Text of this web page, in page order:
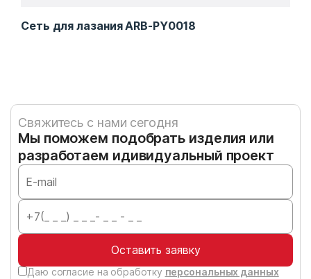
Сеть для лазания ARB-PY0018
Свяжитесь с нами сегодня
Мы поможем подобрать изделия или
разработаем идивидуальный проект
Оставить заявку
Даю согласие на обработку персональных данных